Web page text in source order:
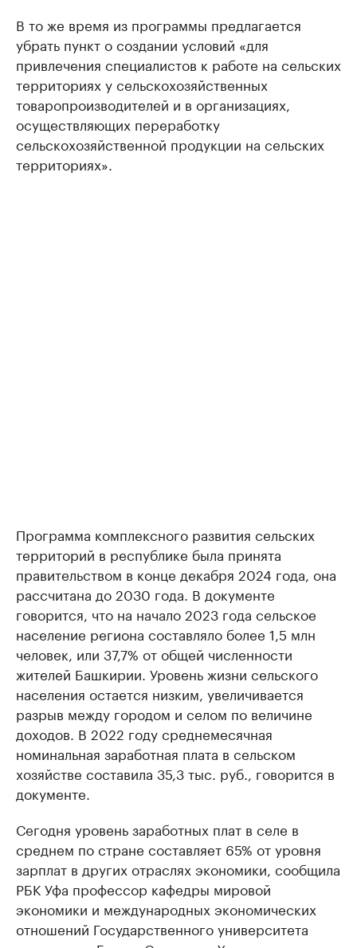
В то же время из программы предлагается
убрать пункт о создании условий «для
привлечения специалистов к работе на сельских
территориях у сельскохозяйственных
товаропроизводителей и в организациях,
осуществляющих переработку
сельскохозяйственной продукции на сельских
территориях».
Программа комплексного развития сельских
территорий в республике была принята
правительством в конце декабря 2024 года, она
рассчитана до 2030 года. В документе
говорится, что на начало 2023 года сельское
население региона составляло более 1,5 млн
человек, или 37,7% от общей численности
жителей Башкирии. Уровень жизни сельского
населения остается низким, увеличивается
разрыв между городом и селом по величине
доходов. В 2022 году среднемесячная
номинальная заработная плата в сельском
хозяйстве составила 35,3 тыс. руб., говорится в
документе.
Сегодня уровень заработных плат в селе в
среднем по стране составляет 65% от уровня
зарплат в других отраслях экономики, сообщила
РБК Уфа профессор кафедры мировой
экономики и международных экономических
отношений Государственного университета